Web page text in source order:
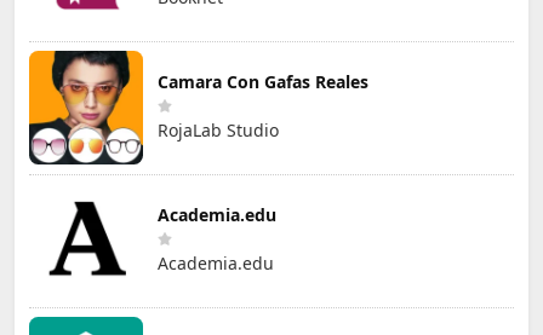
Camara Con Gafas Reales
RojaLab Studio
Academia.edu
Academia.edu